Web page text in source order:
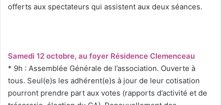
offerts aux spectateurs qui assistent aux deux séances.
Samedi 12 octobre, au foyer Résidence Clemenceau
* 9h : Assemblée Générale de l’association. Ouverte à
tous. Seul(e)s les adhérent(e)s à jour de leur cotisation
pourront prendre part aux votes (rapports d’activité et de